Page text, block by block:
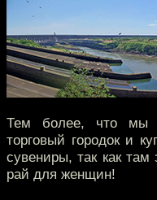
Тем более, что мы
торговый городок и
сувениры, так как
рай для женщин!